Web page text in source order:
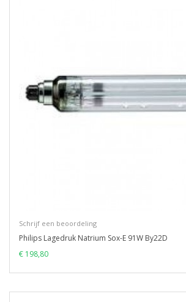
Schrijf een beoordeling
Philips Lagedruk Natrium Sox-E 91W By22D
€ 198,80